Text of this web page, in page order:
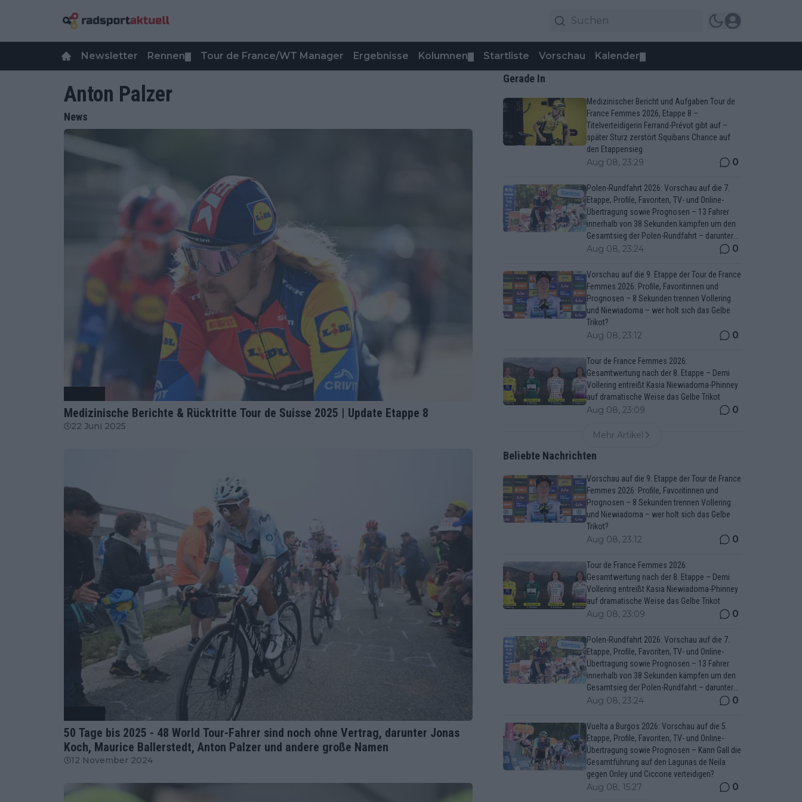
Newsletter Rennen Tour de France/WT Manager Ergebnisse Kolumnen Startliste Vorschau Kalender
Anton Palzer
News
Medizinische Berichte & Rücktritte Tour de Suisse 2025 | Update Etappe 8
22 Juni 2025
50 Tage bis 2025 - 48 World Tour-Fahrer sind noch ohne Vertrag, darunter Jonas
Koch, Maurice Ballerstedt, Anton Palzer und andere große Namen
12 November 2024
Gerade In
Medizinischer Bericht und Aufgaben Tour de
France Femmes 2026, Etappe 8 –
Titelverteidigerin Ferrand-Prévot gibt auf –
später Sturz zerstört Squibans Chance auf
den Etappensieg
Aug 08, 23:29 0
Polen-Rundfahrt 2026: Vorschau auf die 7.
Etappe, Profile, Favoriten, TV- und Online-
Übertragung sowie Prognosen – 13 Fahrer
innerhalb von 38 Sekunden kämpfen um den
Gesamtsieg der Polen-Rundfahrt – darunter
Marco Brenner und Jan Christen
Aug 08, 23:24 0
Vorschau auf die 9. Etappe der Tour de France
Femmes 2026: Profile, Favoritinnen und
Prognosen – 8 Sekunden trennen Vollering
und Niewiadoma – wer holt sich das Gelbe
Trikot?
Aug 08, 23:12 0
Tour de France Femmes 2026:
Gesamtwertung nach der 8. Etappe – Demi
Vollering entreißt Kasia Niewiadoma-Phinney
auf dramatische Weise das Gelbe Trikot
Aug 08, 23:09 0
Mehr Artikel
Beliebte Nachrichten
Vorschau auf die 9. Etappe der Tour de France
Femmes 2026: Profile, Favoritinnen und
Prognosen – 8 Sekunden trennen Vollering
und Niewiadoma – wer holt sich das Gelbe
Trikot?
Aug 08, 23:12 0
Tour de France Femmes 2026:
Gesamtwertung nach der 8. Etappe – Demi
Vollering entreißt Kasia Niewiadoma-Phinney
auf dramatische Weise das Gelbe Trikot
Aug 08, 23:09 0
Polen-Rundfahrt 2026: Vorschau auf die 7.
Etappe, Profile, Favoriten, TV- und Online-
Übertragung sowie Prognosen – 13 Fahrer
innerhalb von 38 Sekunden kämpfen um den
Gesamtsieg der Polen-Rundfahrt – darunter
Marco Brenner und Jan Christen
Aug 08, 23:24 0
Vuelta a Burgos 2026: Vorschau auf die 5.
Etappe, Profile, Favoriten, TV- und Online-
Übertragung sowie Prognosen – Kann Gall die
Gesamtführung auf den Lagunas de Neila
gegen Onley und Ciccone verteidigen?
Aug 08, 15:27 0